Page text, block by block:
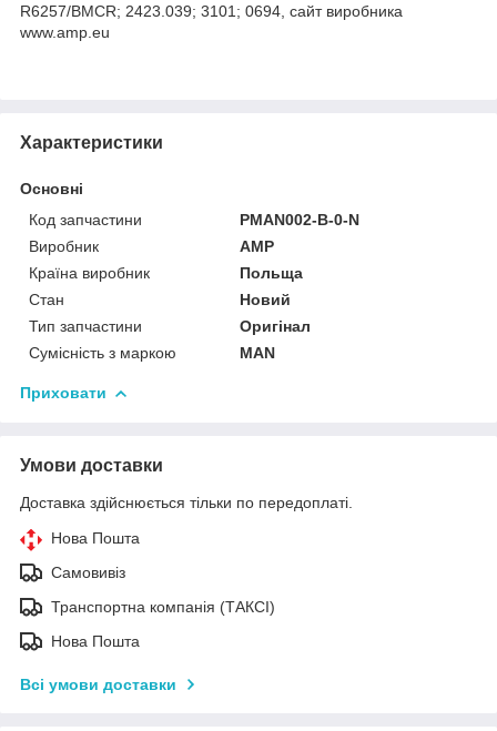
R6257/BMCR; 2423.039; 3101; 0694, сайт виробника
www.amp.eu
Характеристики
Основні
Код запчастини
PMAN002-B-0-N
Виробник
AMP
Країна виробник
Польща
Стан
Новий
Тип запчастини
Оригінал
Сумісність з маркою
MAN
Приховати
Умови доставки
Доставка здійснюється тільки по передоплаті.
Нова Пошта
Самовивіз
Транспортна компанія (ТАКСІ)
Нова Пошта
Всі умови доставки